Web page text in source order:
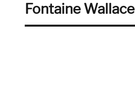
Publication
Fontaine